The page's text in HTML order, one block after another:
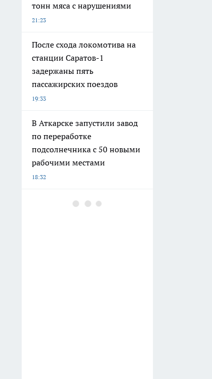
тонн мяса с нарушениями
21:23
После схода локомотива на
станции Саратов-1
задержаны пять
пассажирских поездов
19:33
В Аткарске запустили завод
по переработке
подсолнечника с 50 новыми
рабочими местами
18:32
В Саратовской области